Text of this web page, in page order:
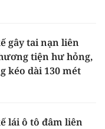
gây tai nạn liên
tiện hư hỏng,
kéo dài 130 mét
lái ô tô đâm liên